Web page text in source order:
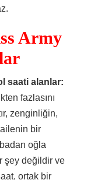
Army
saati alanlar:
fazlasını
zenginliğin,
bir
oğla
şey değildir ve
ortak bir